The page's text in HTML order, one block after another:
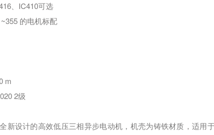
、 IC410可选
的电机标配
m
2级
新设计的高效低压三相异步电动机，机壳为铸铁材质，适用